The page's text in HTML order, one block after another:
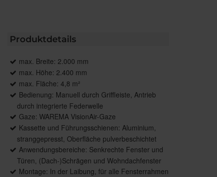
Produktdetails
max. Breite: 2.000 mm
max. Höhe: 2.400 mm
max. Fläche: 4,8 m²
Bedienung: Manuell durch Griffleiste, Antrieb
durch integrierte Federwelle
Gaze: WAREMA VisionAir-Gaze
Kassette und Führungsschienen: Aluminium,
stranggepresst, Oberfläche pulverbeschichtet
Anwendungsbereiche: Senkrechte Fenster und
Türen, (Dach-)Schrägen und Wohndachfenster
Montage: In der Laibung, für alle Fensterrahmen